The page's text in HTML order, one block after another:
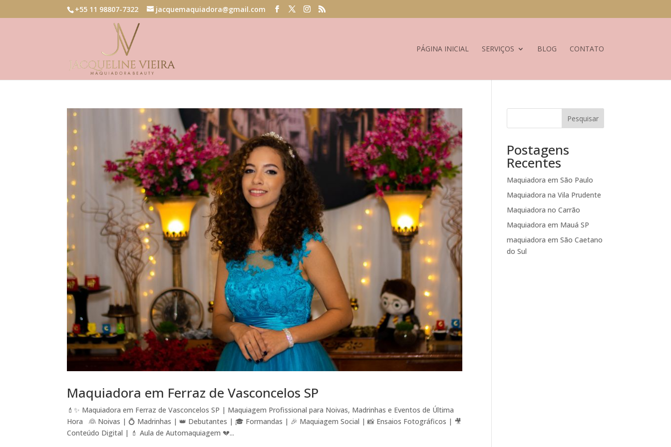
+55 11 98807-7322 jacquemaquiadora@gmail.com
PÁGINA INICIAL SERVIÇOS BLOG CONTATO
Maquiadora em Ferraz de Vasconcelos SP
💄✨ Maquiadora em Ferraz de Vasconcelos SP | Maquiagem Profissional para Noivas, Madrinhas e Eventos de Última
Hora 👰 Noivas | 💍 Madrinhas | 👑 Debutantes | 🎓 Formandas | 🎉 Maquiagem Social | 📸 Ensaios Fotográficos | 🎥
Conteúdo Digital | 💄 Aula de Automaquiagem 💔...
Pesquisar
Postagens
Recentes
Maquiadora em São Paulo
Maquiadora na Vila Prudente
Maquiadora no Carrão
Maquiadora em Mauá SP
maquiadora em São Caetano
do Sul